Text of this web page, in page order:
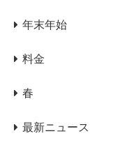
年末年始
料金
春
最新ニュース